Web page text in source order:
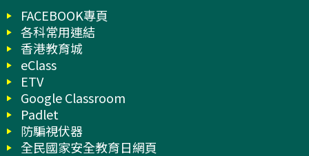
FACEBOOK專頁
各科常用連結
香港教育城
eClass
ETV
Google Classroom
Padlet
防騙視伏器
全民國家安全教育日網頁